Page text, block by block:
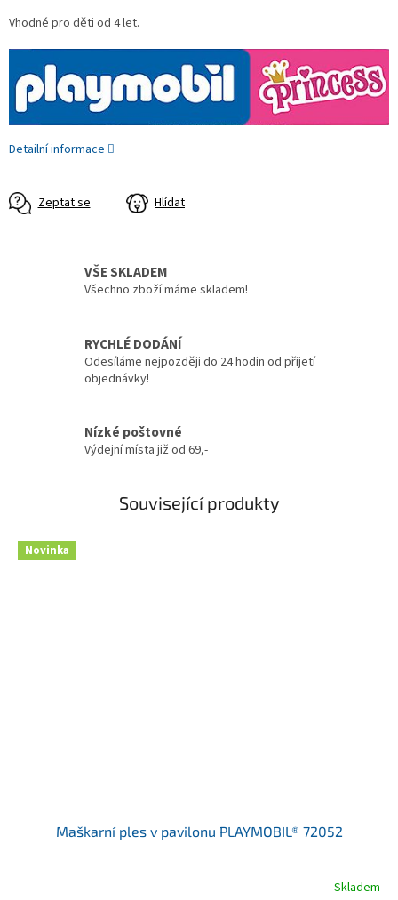
Vhodné pro děti od 4 let.
Detailní informace
Zeptat se Hlídat
VŠE SKLADEM
Všechno zboží máme skladem!
RYCHLÉ DODÁNÍ
Odesíláme nejpozději do 24 hodin od přijetí
objednávky!
Nízké poštovné
Výdejní místa již od 69,-
Související produkty
Novinka
Maškarní ples v pavilonu PLAYMOBIL® 72052
Skladem